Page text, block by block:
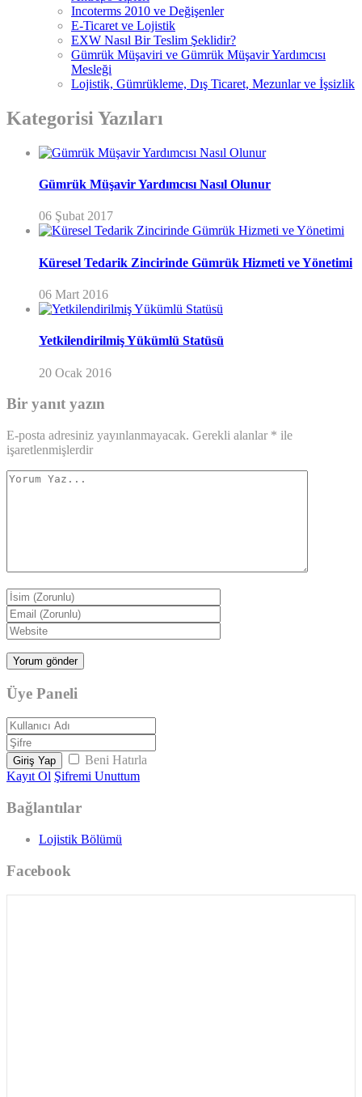
Incoterms 2010 ve Değişenler
E-Ticaret ve Lojistik
EXW Nasıl Bir Teslim Şeklidir?
Gümrük Müşaviri ve Gümrük Müşavir Yardımcısı
Mesleği
Lojistik, Gümrükleme, Dış Ticaret, Mezunlar ve İşsizlik
Kategorisi Yazıları
Gümrük Müşavir Yardımcısı Nasıl Olunur
06 Şubat 2017
Küresel Tedarik Zincirinde Gümrük Hizmeti ve Yönetimi
06 Mart 2016
Yetkilendirilmiş Yükümlü Statüsü
20 Ocak 2016
Bir yanıt yazın
E-posta adresiniz yayınlanmayacak. Gerekli alanlar * ile
işaretlenmişlerdir
Üye Paneli
Giriş Yap
Beni Hatırla
Kayıt Ol Şifremi Unuttum
Bağlantılar
Lojistik Bölümü
Facebook